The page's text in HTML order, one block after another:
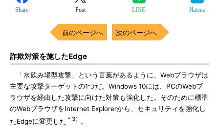
Share Post LINE Hatena
前のページへ 次のページへ
詐欺対策を施したEdge
「水飲み場型攻撃」という言葉があるように、Webブラウザは
主要な攻撃ターゲットの1つだ。Windows 10には、PCのWebブ
ラウザを経由した攻撃に向けた対策も強化した。そのために標準
のWebブラウザをInternet Explorerから、セキュリティを強化し
たEdgeに変更した ＊3） 。